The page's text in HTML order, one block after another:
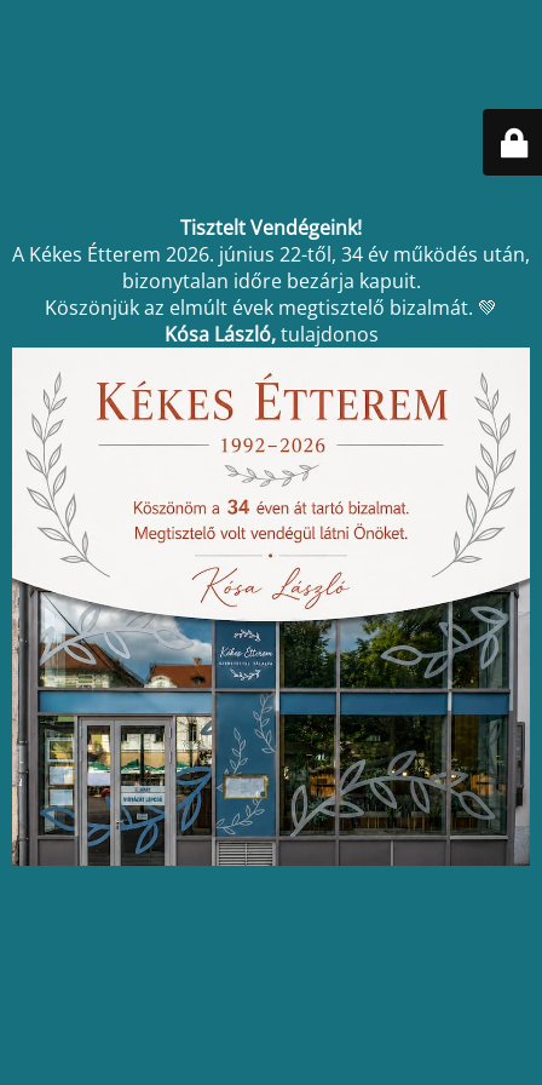
Tisztelt Vendégeink!
A Kékes Étterem 2026. június 22-től, 34 év működés után,
bizonytalan időre bezárja kapuit.
Köszönjük az elmúlt évek megtisztelő bizalmát. 💚
Kósa László,tulajdonos